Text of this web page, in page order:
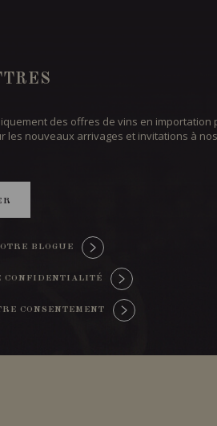
des offres de vins en importation
les nouveaux arrivages et invitations à
BLOGUE
CONFIDENTIALITÉ
CONSENTEMENT